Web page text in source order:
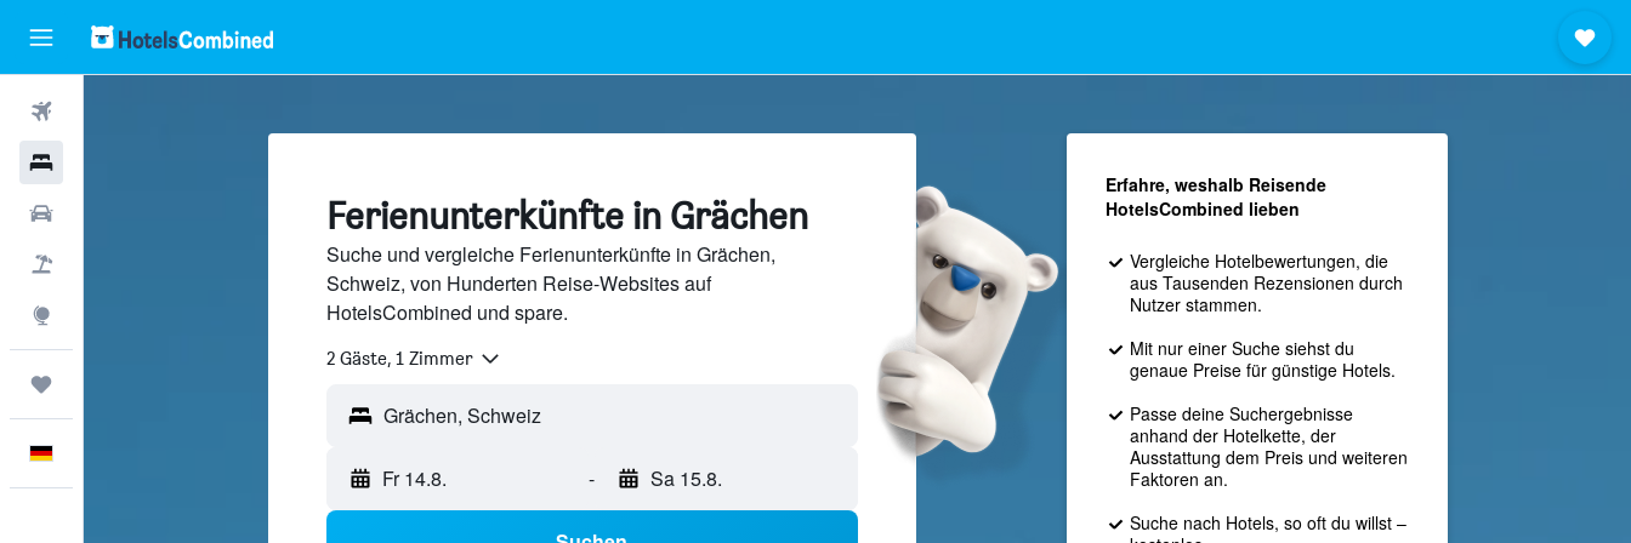
Ferienunterkünfte in Grächen
Suche und vergleiche Ferienunterkünfte in Grächen,
Schweiz, von Hunderten Reise-Websites auf
HotelsCombined und spare.
2 Gäste, 1 Zimmer
Fr 14.8. - Sa 15.8.
Erfahre, weshalb Reisende
HotelsCombined lieben
Vergleiche Hotelbewertungen, die
aus Tausenden Rezensionen durch
Nutzer stammen.
Mit nur einer Suche siehst du
genaue Preise für günstige Hotels.
Passe deine Suchergebnisse
anhand der Hotelkette, der
Ausstattung dem Preis und weiteren
Faktoren an.
Suche nach Hotels, so oft du willst –